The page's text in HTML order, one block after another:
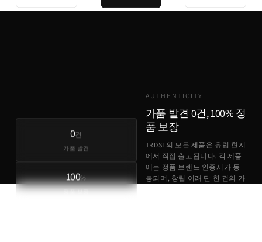
AUTHENTICITY
가품 발견 0건, 100% 정
품 보장
TRDST의 모든 제품은 유럽 현지
에서 직접 출고됩니다. 각 제품
에는 정품 브랜드 인증서가 동
봉되며, 창립 이래 단 한 건의 가
0건
가품 발견
100%
정품 보장